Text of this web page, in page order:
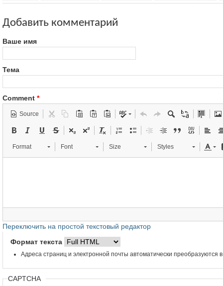
Добавить комментарий
Ваше имя
Тема
Comment *
Source
Format Font Size Styles
Переключить на простой текстовый редактор
Формат текста
Адреса страниц и электронной почты автоматически преобразуются
CAPTCHA